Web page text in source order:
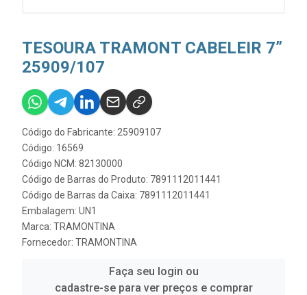
TESOURA TRAMONT CABELEIR 7”
25909/107
Código do Fabricante: 25909107
Código: 16569
Código NCM: 82130000
Código de Barras do Produto: 7891112011441
Código de Barras da Caixa: 7891112011441
Embalagem: UN1
Marca: TRAMONTINA
Fornecedor: TRAMONTINA
Faça seu login ou
cadastre-se para ver preços e comprar